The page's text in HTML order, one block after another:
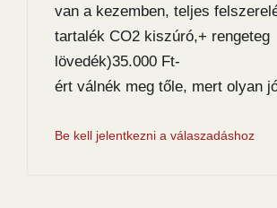
van a kezemben, teljes
tartalék CO2 kiszúró,+ rengeteg
lövedék)35.000 Ft-
ért válnék meg tőle, mert olyan
Be kell jelentkezni a válaszadáshoz